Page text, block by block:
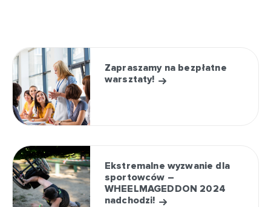
Zapraszamy na bezpłatne
warsztaty!
Ekstremalne wyzwanie dla
sportowców –
WHEELMAGEDDON 2024
nadchodzi!